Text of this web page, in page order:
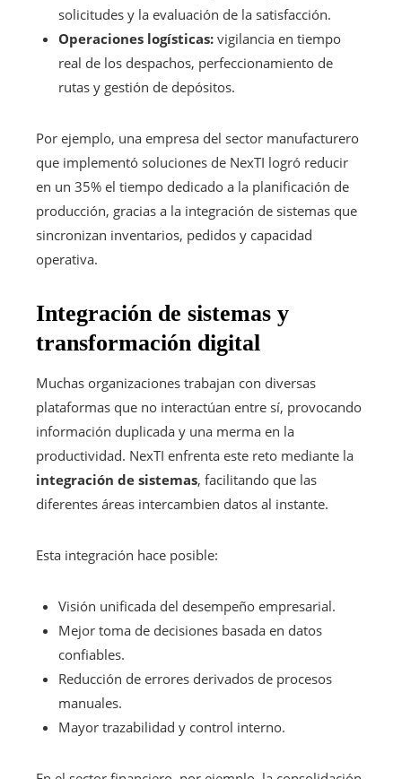
solicitudes y la evaluación de la satisfacción.
Operaciones logísticas: vigilancia en tiempo
real de los despachos, perfeccionamiento de
rutas y gestión de depósitos.
Por ejemplo, una empresa del sector manufacturero
que implementó soluciones de NexTI logró reducir
en un 35% el tiempo dedicado a la planificación de
producción, gracias a la integración de sistemas que
sincronizan inventarios, pedidos y capacidad
operativa.
Integración de sistemas y
transformación digital
Muchas organizaciones trabajan con diversas
plataformas que no interactúan entre sí, provocando
información duplicada y una merma en la
productividad. NexTI enfrenta este reto mediante la
integración de sistemas, facilitando que las
diferentes áreas intercambien datos al instante.
Esta integración hace posible:
Visión unificada del desempeño empresarial.
Mejor toma de decisiones basada en datos
confiables.
Reducción de errores derivados de procesos
manuales.
Mayor trazabilidad y control interno.